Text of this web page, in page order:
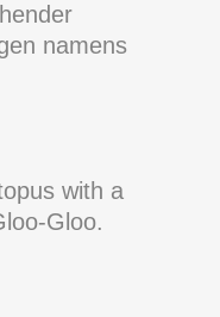
namens
with a
Gloo.